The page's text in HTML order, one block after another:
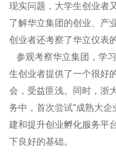
现实问题，大学生创业者
了解华立集团的创业、产
创业者还考察了华立仪表
参观考察华立集团，学
生创业者提供了一个很好
会，受益匪浅。同时，浙
务中，首次尝试“成熟大
建和提升创业孵化服务平
下良好的基础。